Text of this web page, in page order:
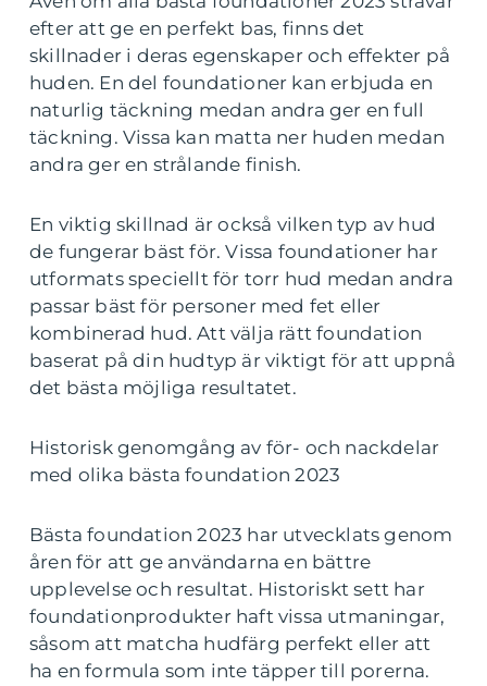
efter att ge en perfekt bas, finns det
skillnader i deras egenskaper och effekter på
huden. En del foundationer kan erbjuda en
naturlig täckning medan andra ger en full
täckning. Vissa kan matta ner huden medan
andra ger en strålande finish.
En viktig skillnad är också vilken typ av hud
de fungerar bäst för. Vissa foundationer har
utformats speciellt för torr hud medan andra
passar bäst för personer med fet eller
kombinerad hud. Att välja rätt foundation
baserat på din hudtyp är viktigt för att uppnå
det bästa möjliga resultatet.
Historisk genomgång av för- och nackdelar
med olika bästa foundation 2023
Bästa foundation 2023 har utvecklats genom
åren för att ge användarna en bättre
upplevelse och resultat. Historiskt sett har
foundationprodukter haft vissa utmaningar,
såsom att matcha hudfärg perfekt eller att
ha en formula som inte täpper till porerna.